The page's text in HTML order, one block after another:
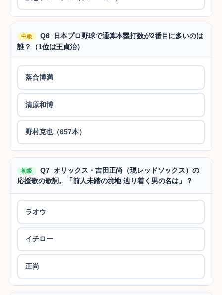
中級
Q6 日本プロ野球で通算本塁打数が2番目に多いのは
誰？（1位は王貞治）
落合博満
清原和博
野村克也（657本）
初級
Q7 オリックス・吉田正尚（現レッドソックス）の
応援歌の歌詞。「前人未踏の境地 辿り着く男の名は」？
ラオウ
イチロー
正尚